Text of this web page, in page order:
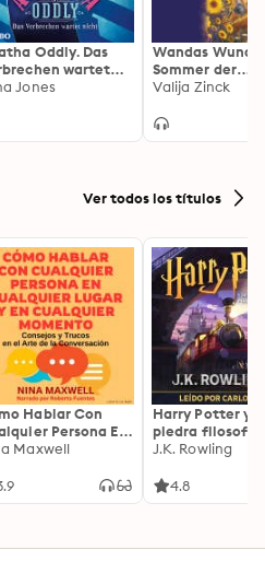
Oddly. Das
wartet
[Band 1]
Jones
Wandas
Sommer der
flüsternden
Valija Zinck
Ver todos los títulos
Hablar Con
Persona En
Lugar Y En
Maxwell
Harry Potter y
piedra filosofal
J.K. Rowling
4.8